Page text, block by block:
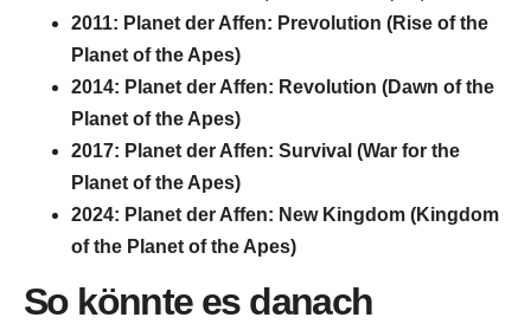
2011: Planet der Affen: Prevolution (Rise of the
Planet of the Apes)
2014: Planet der Affen: Revolution (Dawn of the
Planet of the Apes)
2017: Planet der Affen: Survival (War for the
Planet of the Apes)
2024: Planet der Affen: New Kingdom (Kingdom
of the Planet of the Apes)
So könnte es danach